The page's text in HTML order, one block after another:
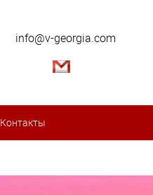
info@v-georgia.com
Контакты